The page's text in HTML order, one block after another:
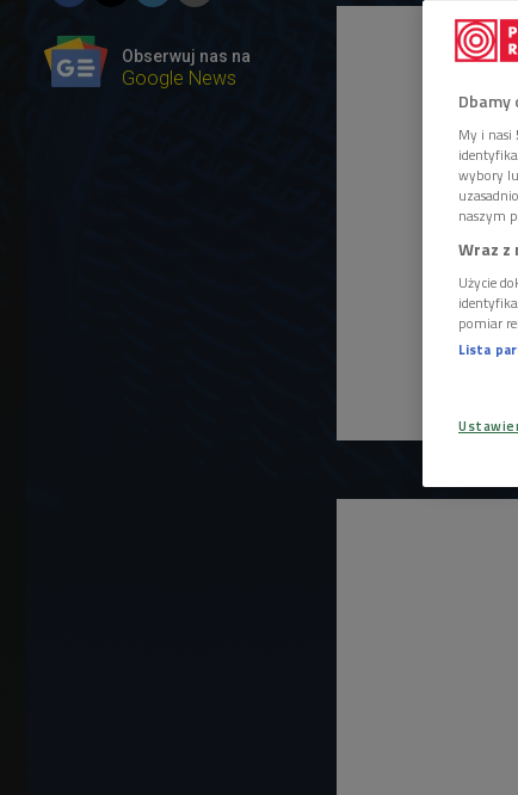
Obserwuj nas na
Google News
Dbamy
My i nasi
wybory
naszym
Wraz z
Użycie
pomiar
Lista